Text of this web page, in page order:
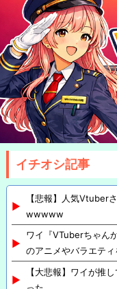
イチオシ記事
【悲報】人気Vtuber
wwwww
ワイ『VTuberちゃん
のアニメやバラエティ
【大悲報】ワイが推